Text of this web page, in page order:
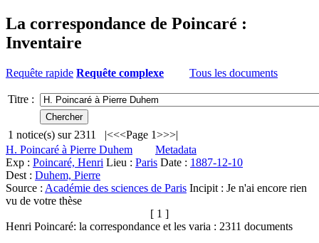
La correspondance de Poincaré :
Inventaire
Requête rapide Requête complexe Tous les documents
Titre :
1 notice(s) sur 2311 |<<<Page 1>>>|
H. Poincaré à Pierre Duhem
Metadata
Exp : Poincaré, Henri Lieu : Paris Date : 1887-12-10
Dest : Duhem, Pierre
Source : Académie des sciences de Paris Incipit : Je n'ai encore rien
vu de votre thèse
[ 1 ]
Henri Poincaré: la correspondance et les varia : 2311 documents